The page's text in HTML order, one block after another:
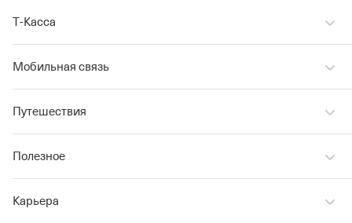
Т‑Касса
Мобильная связь
Путешествия
Полезное
Карьера